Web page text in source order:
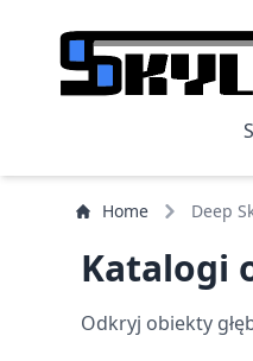
Home Deep
Katalogi
Odkryj obiekty